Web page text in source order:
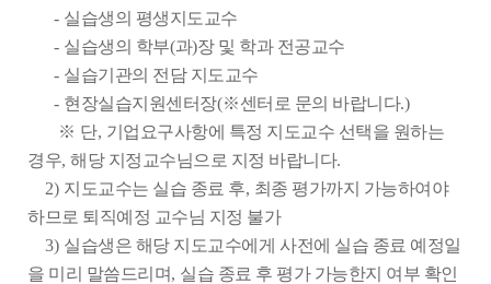
- 실습생의 평생지도교수
- 실습생의 학부(과)장 및 학과 전공교수
- 실습기관의 전담 지도교수
- 현장실습지원센터장(※센터로 문의 바랍니다.)
※ 단, 기업요구사항에 특정 지도교수 선택을 원하는
경우, 해당 지정교수님으로 지정 바랍니다.
2) 지도교수는 실습 종료 후, 최종 평가까지 가능하여야
하므로 퇴직예정 교수님 지정 불가
3) 실습생은 해당 지도교수에게 사전에 실습 종료 예정일
을 미리 말씀드리며, 실습 종료 후 평가 가능한지 여부 확인